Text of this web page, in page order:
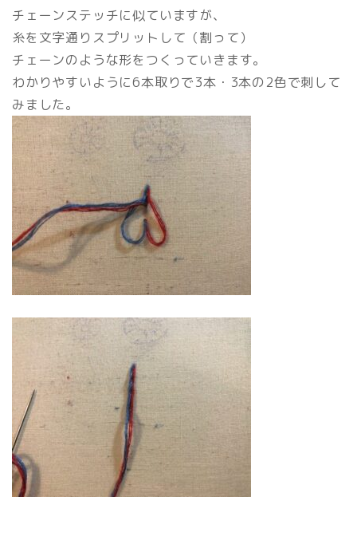
チェーンステッチに似ていますが、
糸を文字通りスプリットして（割って）
チェーンのような形をつくっていきます。
わかりやすいように6本取りで3本・3本の2色で刺して
みました。